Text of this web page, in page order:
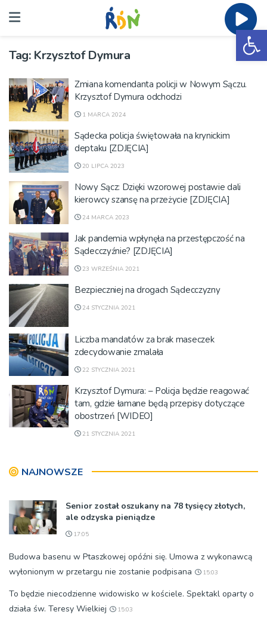
Tag: Krzysztof Dymura
Zmiana komendanta policji w Nowym Sączu.
Krzysztof Dymura odchodzi
1 MARCA 2024
Sądecka policja świętowała na krynickim
deptaku [ZDJĘCIA]
20 LIPCA 2023
Nowy Sącz: Dzięki wzorowej postawie dali
kierowcy szansę na przeżycie [ZDJĘCIA]
24 MARCA 2023
Jak pandemia wpłynęła na przestępczość na
Sądecczyźnie? [ZDJĘCIA]
23 WRZEŚNIA 2021
Bezpieczniej na drogach Sądecczyzny
24 STYCZNIA 2021
Liczba mandatów za brak maseczek
zdecydowanie zmalała
22 STYCZNIA 2021
Krzysztof Dymura: – Policja będzie reagować
tam, gdzie łamane będą przepisy dotyczące
obostrzeń [WIDEO]
21 STYCZNIA 2021
NAJNOWSZE
Senior został oszukany na 78 tysięcy złotych,
ale odzyska pieniądze
17:05
Budowa basenu w Ptaszkowej opóźni się. Umowa z wykonawcą
wyłonionym w przetargu nie zostanie podpisana
15:03
To będzie niecodzienne widowisko w kościele. Spektakl oparty o
działa św. Teresy Wielkiej
15:03